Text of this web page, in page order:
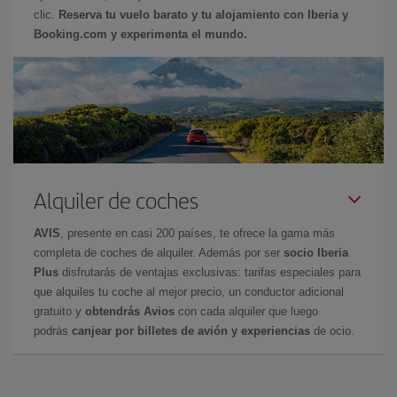
clic.
Reserva tu vuelo barato y tu alojamiento con Iberia y
Booking.com y experimenta el mundo.
Alquiler de coches
AVIS , presente en casi 200 países, te ofrece la gama más
completa de coches de alquiler. Además por ser socio Iberia
Plus disfrutarás de ventajas exclusivas: tarifas especiales para
que alquiles tu coche al mejor precio, un conductor adicional
gratuito y obtendrás Avios con cada alquiler que luego
podrás canjear por billetes de avión y experiencias de ocio.